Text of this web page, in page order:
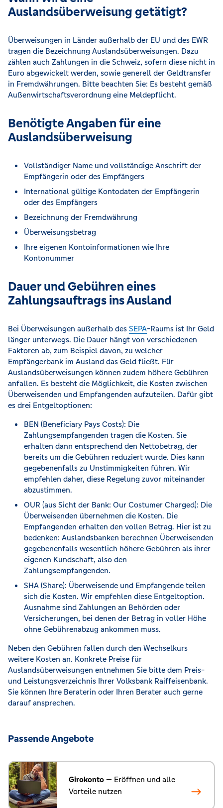
Auslandsüberweisung getätigt?
Überweisungen in Länder außerhalb der EU und des EWR
tragen die Bezeichnung Auslandsüberweisungen. Dazu
zählen auch Zahlungen in die Schweiz, sofern diese nicht in
Euro abgewickelt werden, sowie generell der Geldtransfer
in Fremdwährungen. Bitte beachten Sie: Es besteht gemäß
Außenwirtschaftsverordnung eine Meldepflicht.
Benötigte Angaben für eine
Auslandsüberweisung
Vollständiger Name und vollständige Anschrift der
Empfängerin oder des Empfängers
International gültige Kontodaten der Empfängerin
oder des Empfängers
Bezeichnung der Fremdwährung
Überweisungsbetrag
Ihre eigenen Kontoinformationen wie Ihre
Kontonummer
Dauer und Gebühren eines
Zahlungsauftrags ins Ausland
Bei Überweisungen außerhalb des SEPA-Raums ist Ihr Geld
länger unterwegs. Die Dauer hängt von verschiedenen
Faktoren ab, zum Beispiel davon, zu welcher
Empfängerbank im Ausland das Geld fließt. Für
Auslandsüberweisungen können zudem höhere Gebühren
anfallen. Es besteht die Möglichkeit, die Kosten zwischen
Überweisenden und Empfangenden aufzuteilen. Dafür gibt
es drei Entgeltoptionen:
BEN (Beneficiary Pays Costs): Die
Zahlungsempfangenden tragen die Kosten. Sie
erhalten dann entsprechend den Nettobetrag, der
bereits um die Gebühren reduziert wurde. Dies kann
gegebenenfalls zu Unstimmigkeiten führen. Wir
empfehlen daher, diese Regelung zuvor miteinander
abzustimmen.
OUR (aus Sicht der Bank: Our Costumer Charged): Die
Überweisenden übernehmen die Kosten. Die
Empfangenden erhalten den vollen Betrag. Hier ist zu
bedenken: Auslandsbanken berechnen Überweisenden
gegebenenfalls wesentlich höhere Gebühren als ihrer
eigenen Kundschaft, also den
Zahlungsempfangenden.
SHA (Share): Überweisende und Empfangende teilen
sich die Kosten. Wir empfehlen diese Entgeltoption.
Ausnahme sind Zahlungen an Behörden oder
Versicherungen, bei denen der Betrag in voller Höhe
ohne Gebührenabzug ankommen muss.
Neben den Gebühren fallen durch den Wechselkurs
weitere Kosten an. Konkrete Preise für
Auslandsüberweisungen entnehmen Sie bitte dem Preis-
und Leistungsverzeichnis Ihrer Volksbank Raiffeisenbank.
Sie können Ihre Beraterin oder Ihren Berater auch gerne
darauf ansprechen.
Passende Angebote
Girokonto — Eröffnen und alle
Vorteile nutzen